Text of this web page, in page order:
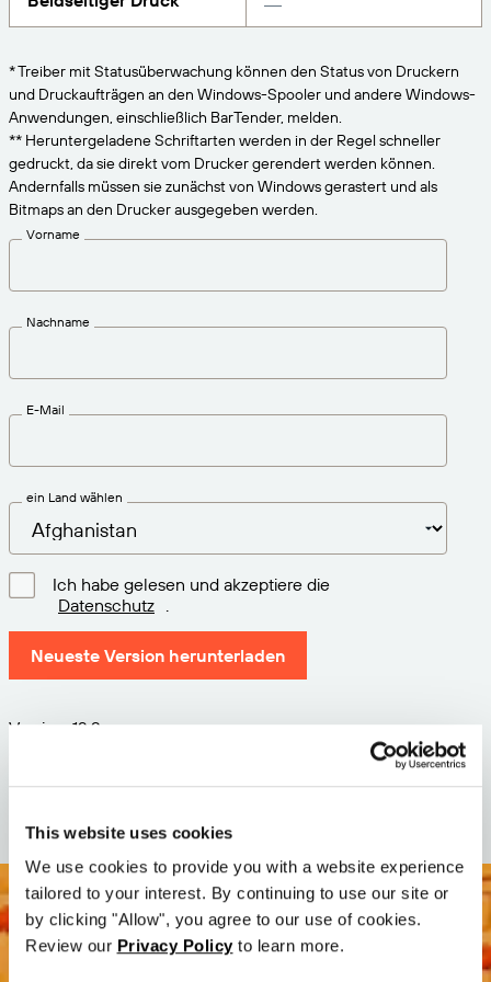
This website uses cookies
We use cookies to provide you with a website experience
tailored to your interest. By continuing to use our site or
by clicking "Allow", you agree to our use of cookies.
Review our Privacy Policy to learn more.
Preise
Kostenlos testen
Technische Daten
Print Connectors
Lösungsübersicht
VERBINDEN
Über uns
Karriere
Nachrichten
Erhalten Sie die Unterstützung, die Ihren
* Treiber mit Statusüberwachung können den Status von Druckern
und Druckaufträgen an den Windows-Spooler und andere Windows-
Anwendungen, einschließlich BarTender, melden.
** Heruntergeladene Schriftarten werden in der Regel schneller
gedruckt, da sie direkt vom Drucker gerendert werden können.
Andernfalls müssen sie zunächst von Windows gerastert und als
Bitmaps an den Drucker ausgegeben werden.
Vorname
Nachname
E-Mail
ein Land wählen
Ich habe gelesen und akzeptiere die
Datenschutz
Neueste Version herunterladen
Version: 12.3
Datum: 2026-05-05